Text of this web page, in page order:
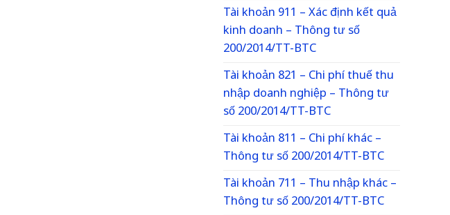
Tài khoản 911 – Xác định kết quả
kinh doanh – Thông tư số
200/2014/TT-BTC
Tài khoản 821 – Chi phí thuế thu
nhập doanh nghiệp – Thông tư
số 200/2014/TT-BTC
Tài khoản 811 – Chi phí khác –
Thông tư số 200/2014/TT-BTC
Tài khoản 711 – Thu nhập khác –
Thông tư số 200/2014/TT-BTC